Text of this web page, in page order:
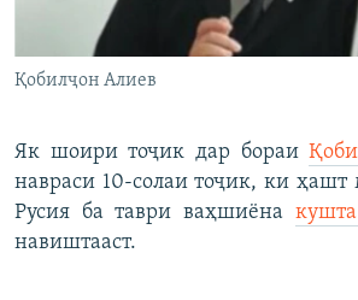
Қобилҷон Алиев
Як шоири тоҷик дар бораи
навраси 10-солаи тоҷик, ки
Русия ба таври ваҳшиёна
навиштааст.